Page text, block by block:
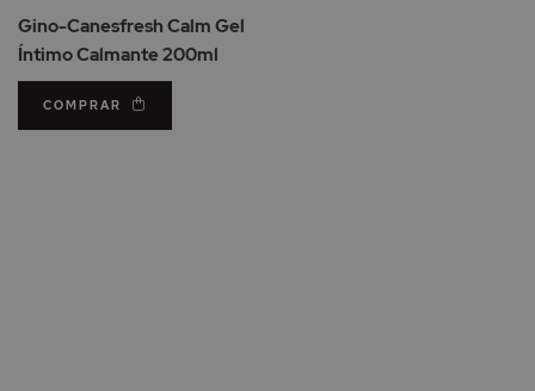
Gino-Canesfresh Calm Gel
Íntimo Calmante 200ml
COMPRAR